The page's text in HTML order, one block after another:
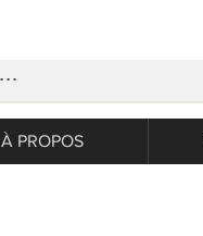
À PROPOS